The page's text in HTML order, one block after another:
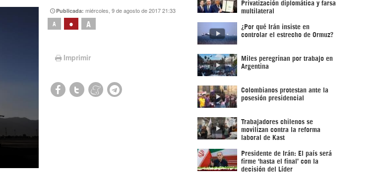
Publicada:miércoles, 9 de agosto de 2017 21:33
A • A
Imprimir
Privatización diplomática y farsa
multilateral
¿Por qué Irán insiste en
controlar el estrecho de Ormuz?
Miles peregrinan por trabajo en
Argentina
Colombianos protestan ante la
posesión presidencial
Trabajadores chilenos se
movilizan contra la reforma
laboral de Kast
Presidente de Irán: El país será
firme ‘hasta el final’ con la
decisión del Líder